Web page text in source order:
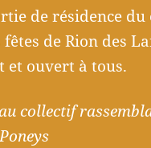
de résidence
de Rion des
et ouvert à tous.
collectif